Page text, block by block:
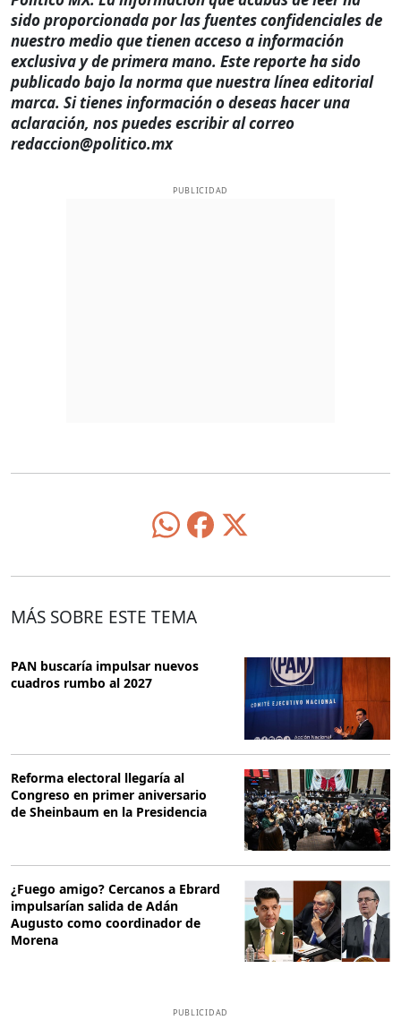
sido proporcionada por las fuentes confidenciales de
nuestro medio que tienen acceso a información
exclusiva y de primera mano. Este reporte ha sido
publicado bajo la norma que nuestra línea editorial
marca. Si tienes información o deseas hacer una
aclaración, nos puedes escribir al correo
redaccion@politico.mx
PUBLICIDAD
MÁS SOBRE ESTE TEMA
PAN buscaría impulsar nuevos
cuadros rumbo al 2027
Reforma electoral llegaría al
Congreso en primer aniversario
de Sheinbaum en la Presidencia
¿Fuego amigo? Cercanos a Ebrard
impulsarían salida de Adán
Augusto como coordinador de
Morena
PUBLICIDAD